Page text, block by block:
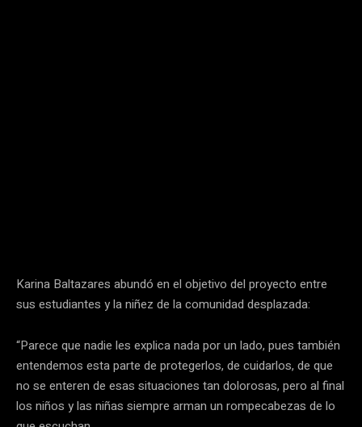
Karina Baltazares abundó en el objetivo del proyecto entre
sus estudiantes y la niñez de la comunidad desplazada:
“Parece que nadie les explica nada por un lado, pues también
entendemos esta parte de protegerlos, de cuidarlos, de que
no se enteren de esas situaciones tan dolorosas, pero al final
los niños y las niñas siempre arman un rompecabezas de lo